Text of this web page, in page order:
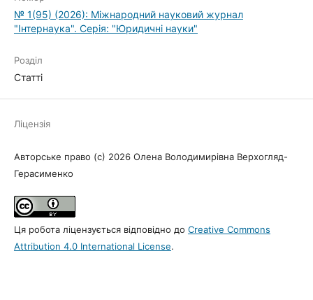
№ 1(95) (2026): Міжнародний науковий журнал
"Інтернаука". Серія: "Юридичні науки"
Розділ
Статті
Ліцензія
Авторське право (c) 2026 Олена Володимирівна Верхогляд-
Герасименко
Ця робота ліцензується відповідно до Creative Commons
Attribution 4.0 International License.